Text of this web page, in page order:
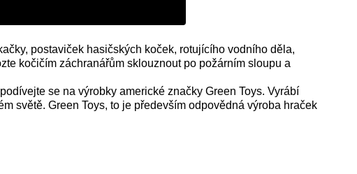
postaviček hasičských koček, rotujícího vodního děla,
kočičím záchranářům sklouznout po požárním sloupu a
se na výrobky americké značky Green Toys. Vyrábí
světě. Green Toys, to je především odpovědná výroba hraček